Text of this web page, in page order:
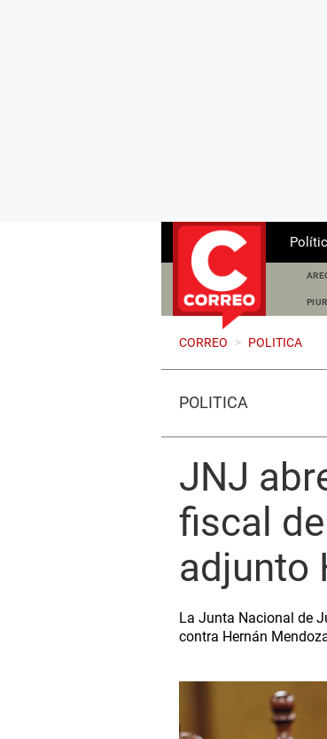
CORREO > POLITICA
POLÍTICA
JNJ
fiscal
adjunto
La Junta Nacional de
contra Hernán